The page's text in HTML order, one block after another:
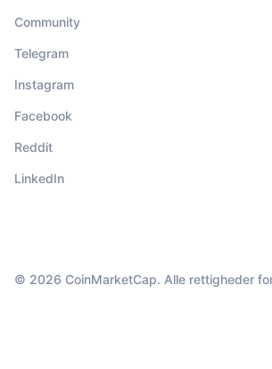
Community
Telegram
Instagram
Facebook
Reddit
LinkedIn
© 2026 CoinMarketCap. Alle rettigheder